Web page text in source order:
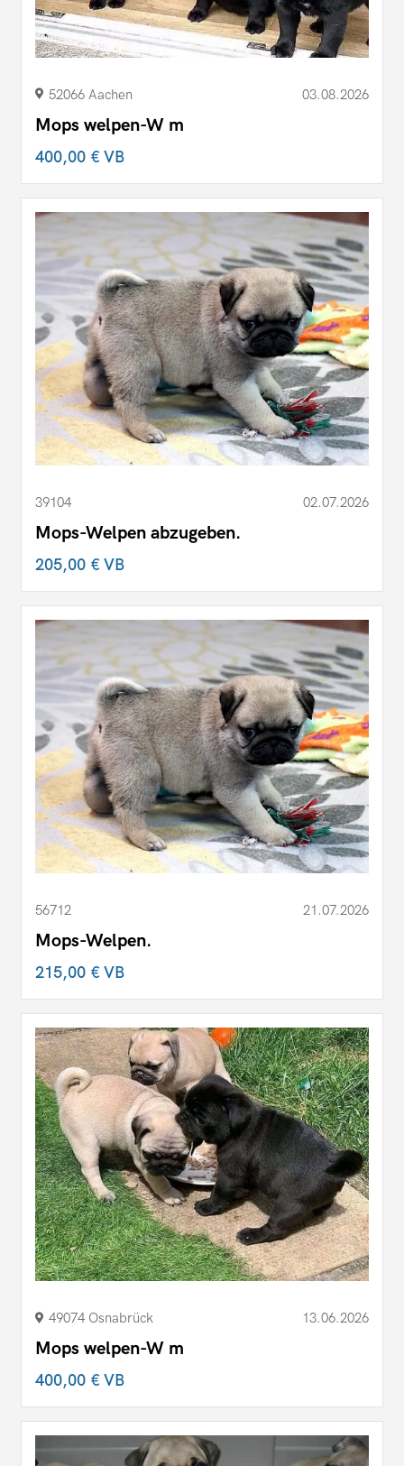
52066 Aachen 03.08.2026
Mops welpen-W m
400,00 €VB
39104 02.07.2026
Mops-Welpen abzugeben.
205,00 €VB
56712 21.07.2026
Mops-Welpen.
215,00 €VB
49074 Osnabrück 13.06.2026
Mops welpen-W m
400,00 €VB